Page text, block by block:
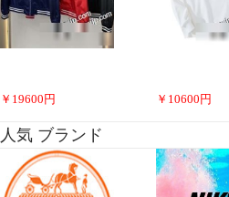
￥ 19600 円 ￥ 10600 円
人気 ブランド